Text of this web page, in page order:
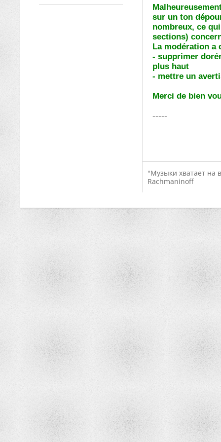
sur un ton
nombreux, ce
sections)
La modération a
- supprimer
plus haut
- mettre un
Merci de bien
-----
"Музыки хватает на
Rachmaninoff